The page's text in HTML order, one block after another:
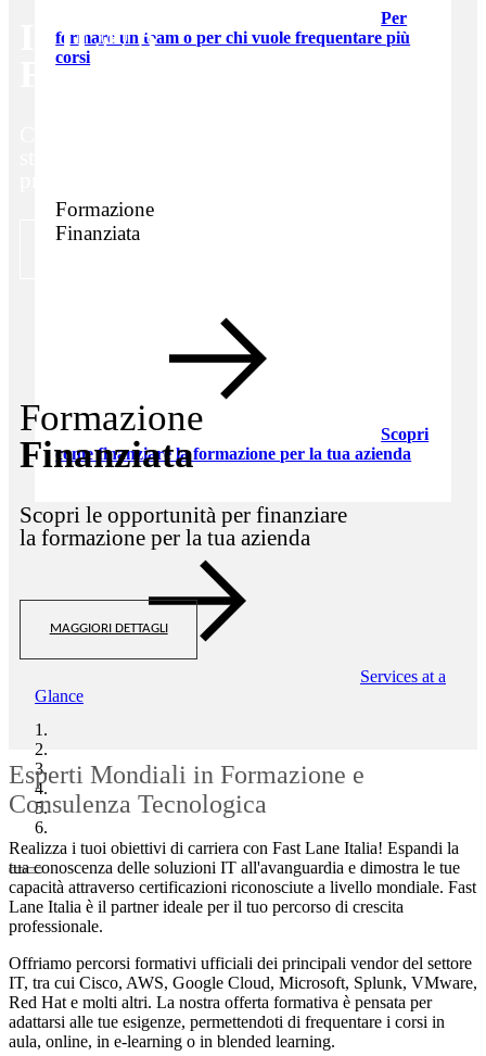
ITIL® 5
Foundation Premium
Formazione
Finanziata
Scopri le opportunità per finanziare
la formazione per la tua azienda
MAGGIORI DETTAGLI
Per
formare un team o per chi vuole frequentare più
corsi
Formazione
Finanziata
Scopri
come finanziare la formazione per la tua azienda
Services at a
Glance
Esperti Mondiali in Formazione e
Consulenza Tecnologica
Realizza i tuoi obiettivi di carriera con Fast Lane Italia! Espandi la
tua conoscenza delle soluzioni IT all'avanguardia e dimostra le tue
capacità attraverso certificazioni riconosciute a livello mondiale. Fast
Lane Italia è il partner ideale per il tuo percorso di crescita
professionale.
Offriamo percorsi formativi ufficiali dei principali vendor del settore
IT, tra cui Cisco, AWS, Google Cloud, Microsoft, Splunk, VMware,
Red Hat e molti altri. La nostra offerta formativa è pensata per
adattarsi alle tue esigenze, permettendoti di frequentare i corsi in
aula, online, in e-learning o in blended learning.